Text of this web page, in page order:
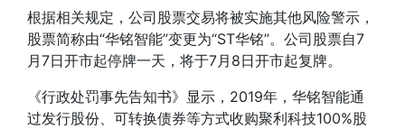
根据相关规定，公司股票交易将被实施其他风险警示，
股票简称由“华铭智能”变更为“ST华铭”。公司股票自7
月7日开市起停牌一天，将于7月8日开市起复牌。
《行政处罚事先告知书》显示，2019年， 华铭智能通
过发行股份、可转换债券等方式收购聚利科技100%股